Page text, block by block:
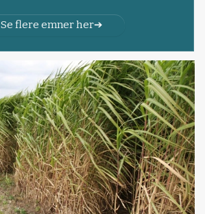
Se flere emner her